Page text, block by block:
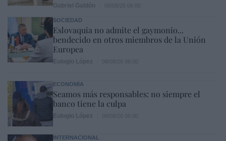
SOCIEDAD
Eslovaquia no admite el gaymonio...
bendecido en otros miembros de la Unión
Europea
ECONOMÍA
Seamos más responsables: no siempre el
banco tiene la culpa
INTERNACIONAL